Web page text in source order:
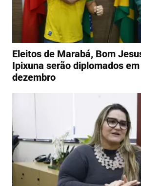
Eleitos de Marabá, Bom
Ipixuna serão diplomados
dezembro